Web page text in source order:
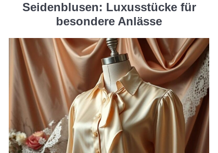
Seidenblusen: Luxusstücke für
besondere Anlässe